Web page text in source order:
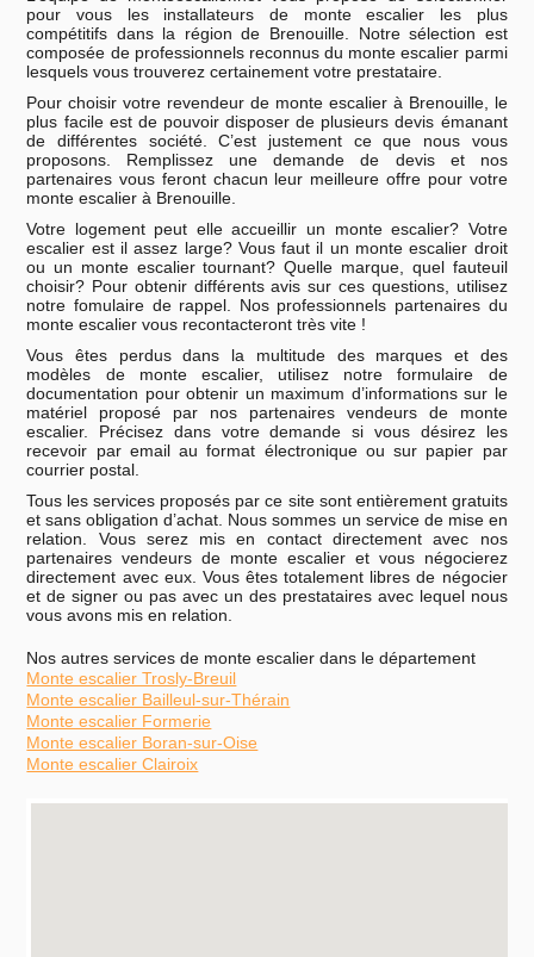
pour vous les installateurs de monte escalier les plus
compétitifs dans la région de Brenouille. Notre sélection est
composée de professionnels reconnus du monte escalier parmi
lesquels vous trouverez certainement votre prestataire.
Pour choisir votre revendeur de monte escalier à Brenouille, le
plus facile est de pouvoir disposer de plusieurs devis émanant
de différentes société. C’est justement ce que nous vous
proposons. Remplissez une demande de devis et nos
partenaires vous feront chacun leur meilleure offre pour votre
monte escalier à Brenouille.
Votre logement peut elle accueillir un monte escalier? Votre
escalier est il assez large? Vous faut il un monte escalier droit
ou un monte escalier tournant? Quelle marque, quel fauteuil
choisir? Pour obtenir différents avis sur ces questions, utilisez
notre fomulaire de rappel. Nos professionnels partenaires du
monte escalier vous recontacteront très vite !
Vous êtes perdus dans la multitude des marques et des
modèles de monte escalier, utilisez notre formulaire de
documentation pour obtenir un maximum d’informations sur le
matériel proposé par nos partenaires vendeurs de monte
escalier. Précisez dans votre demande si vous désirez les
recevoir par email au format électronique ou sur papier par
courrier postal.
Tous les services proposés par ce site sont entièrement gratuits
et sans obligation d’achat. Nous sommes un service de mise en
relation. Vous serez mis en contact directement avec nos
partenaires vendeurs de monte escalier et vous négocierez
directement avec eux. Vous êtes totalement libres de négocier
et de signer ou pas avec un des prestataires avec lequel nous
vous avons mis en relation.
Nos autres services de monte escalier dans le département
Monte escalier Trosly-Breuil
Monte escalier Bailleul-sur-Thérain
Monte escalier Formerie
Monte escalier Boran-sur-Oise
Monte escalier Clairoix